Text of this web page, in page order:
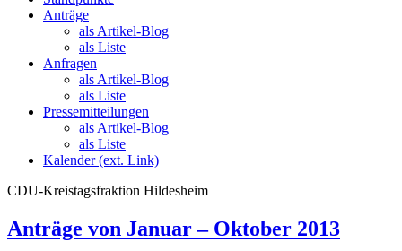
Anträge
als Artikel-Blog
als Liste
Anfragen
als Artikel-Blog
als Liste
Pressemitteilungen
als Artikel-Blog
als Liste
Kalender (ext. Link)
CDU-Kreistagsfraktion Hildesheim
Anträge von Januar – Oktober 2013